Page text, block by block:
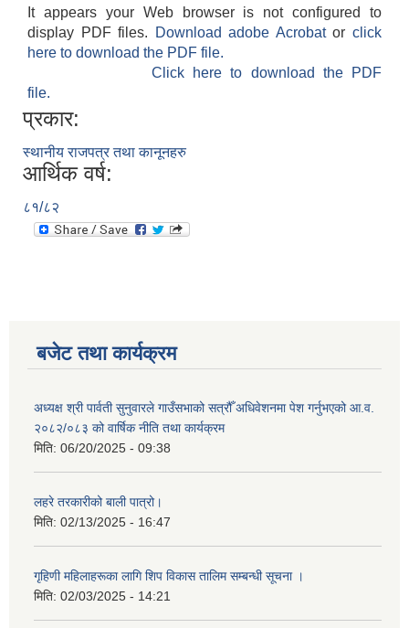
It appears your Web browser is not configured to
display PDF files.
Download adobe Acrobatorclick
here to download the PDF file.
Click here to download the PDF
file.
प्रकार:
स्थानीय राजपत्र तथा कानूनहरु
आर्थिक वर्ष:
८१/८२
बजेट तथा कार्यक्रम
अध्यक्ष श्री पार्वती सुनुवारले गाउँसभाको सत्रौँ अधिवेशनमा पेश गर्नुभएको आ.व.
२०८२/०८३ को वार्षिक नीति तथा कार्यक्रम
मिति: 06/20/2025 - 09:38
लहरे तरकारीको बाली पात्रो।
मिति: 02/13/2025 - 16:47
गृहिणी महिलाहरूका लागि शिप विकास तालिम सम्बन्धी सूचना ‌।
मिति: 02/03/2025 - 14:21